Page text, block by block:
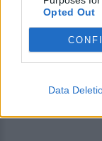
Opted Out
Data
ΕΚΠΑΙΔΕΥΣΗ
Μαθαίνοντας
κινούμαστε με
Γονέων
ομιλήτρια την